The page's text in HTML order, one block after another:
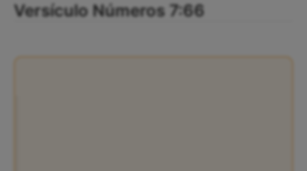
Versículo Números 7:66